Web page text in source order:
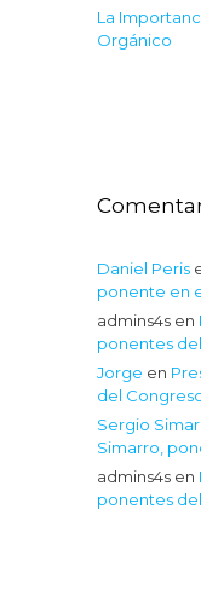
La
Orgánico
Daniel Peris
ponente en
admins4s en
ponentes
Jorge en
del
Sergio
Simarro,
admins4s en
ponentes